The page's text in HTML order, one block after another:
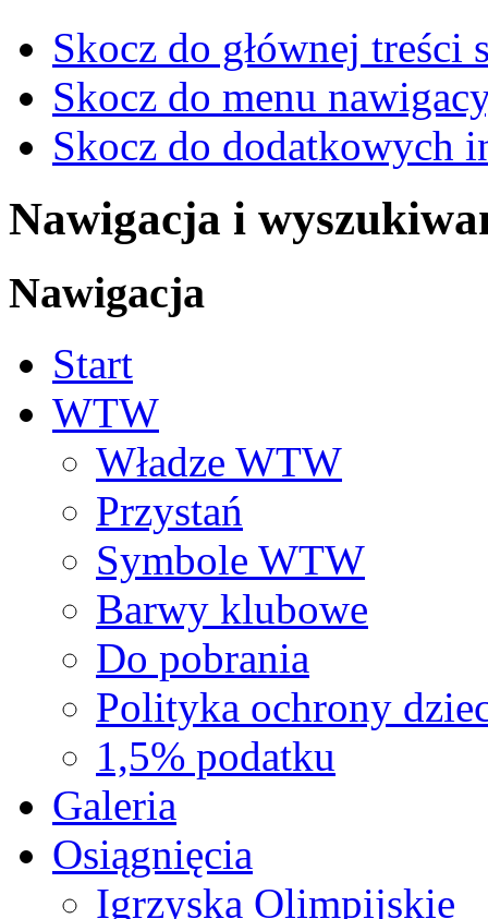
Skocz do głównej treści
Skocz do menu
Skocz do dodatkowych
Nawigacja i
Nawigacja
Start
WTW
Władze WTW
Przystań
Symbole WTW
Barwy klubowe
Do pobrania
Polityka ochrony
1,5% podatku
Galeria
Osiągnięcia
Igrzyska Olimpijskie